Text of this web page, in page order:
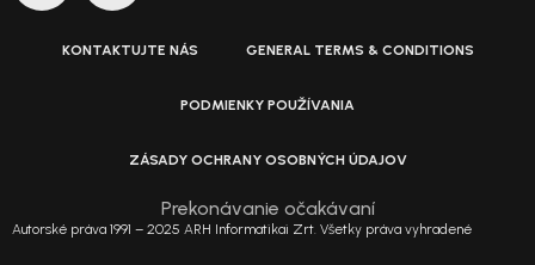
KONTAKTUJTE NÁS GENERAL TERMS & CONDITIONS
PODMIENKY POUŽÍVANIA
ZÁSADY OCHRANY OSOBNÝCH ÚDAJOV
Prekonávanie očakávaní
Autorské práva 1991 – 2025 ARH Informatikai Zrt. Všetky práva vyhradené